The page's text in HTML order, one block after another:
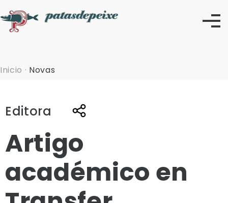
to
content
Inicio · Novas
Editora
Artigo
académico en